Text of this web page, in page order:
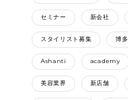
セミナー 新会社
スタイリスト募集 博多
Ashanti academy
美容業界 新店舗